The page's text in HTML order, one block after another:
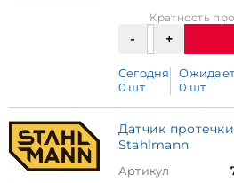
Кратность
Сегодня
0 шт
0 шт
Датчик
Stahlmann
Артикул